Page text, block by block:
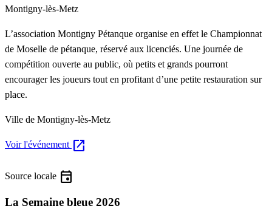
Montigny-lès-Metz
L’association Montigny Pétanque organise en effet le Championnat
de Moselle de pétanque, réservé aux licenciés. Une journée de
compétition ouverte au public, où petits et grands pourront
encourager les joueurs tout en profitant d’une petite restauration sur
place.
Ville de Montigny-lès-Metz
Voir l'événement open_in_new
Source locale event
La Semaine bleue 2026